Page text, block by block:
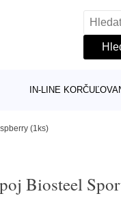
IN-LINE
(1ks)
Biosteel